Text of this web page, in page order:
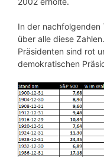
In der nachfolgenden
über alle diese
Präsidenten sind rot
demokratischen